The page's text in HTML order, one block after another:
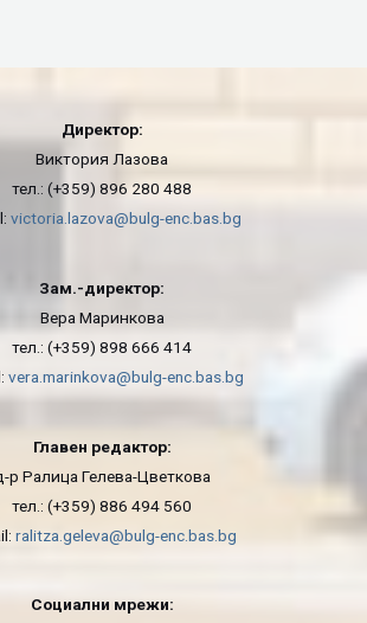
Директор:
Виктория Лазова
тел.: (+359) 896 280 488
victoria.lazova@bulg-enc.bas.bg
Зам.-директор:
Вера Маринкова
тел.: (+359) 898 666 414
vera.marinkova@bulg-enc.bas.bg
Главен редактор:
р Ралица Гелева-Цветкова
тел.: (+359) 886 494 560
ralitza.geleva@bulg-enc.bas.bg
Социални мрежи: